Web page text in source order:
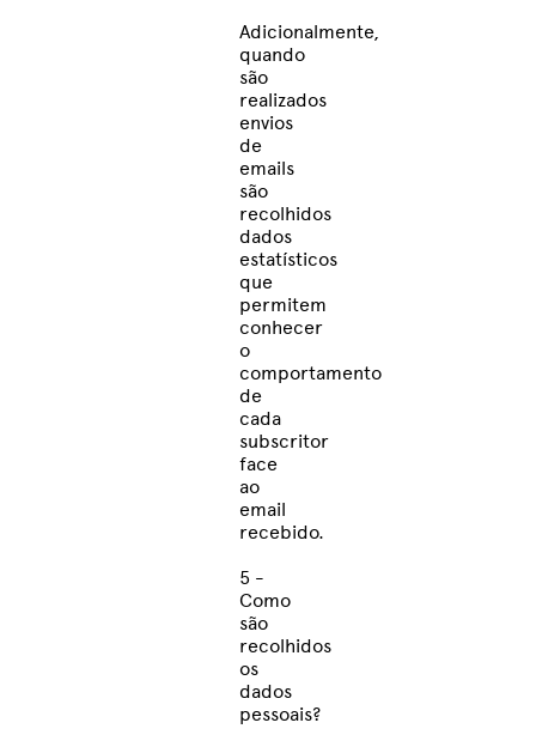
Adicionalmente,
quando
são
realizados
envios
de
emails
são
recolhidos
dados
estatísticos
que
permitem
conhecer
o
comportamento
de
cada
subscritor
face
ao
email
recebido.
5 -
Como
são
recolhidos
os
dados
pessoais?